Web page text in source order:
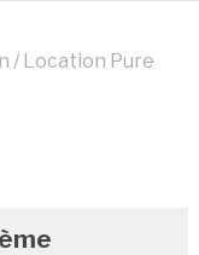
/ Location Pure